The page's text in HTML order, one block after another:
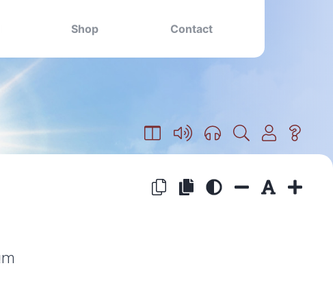
Shop Contact